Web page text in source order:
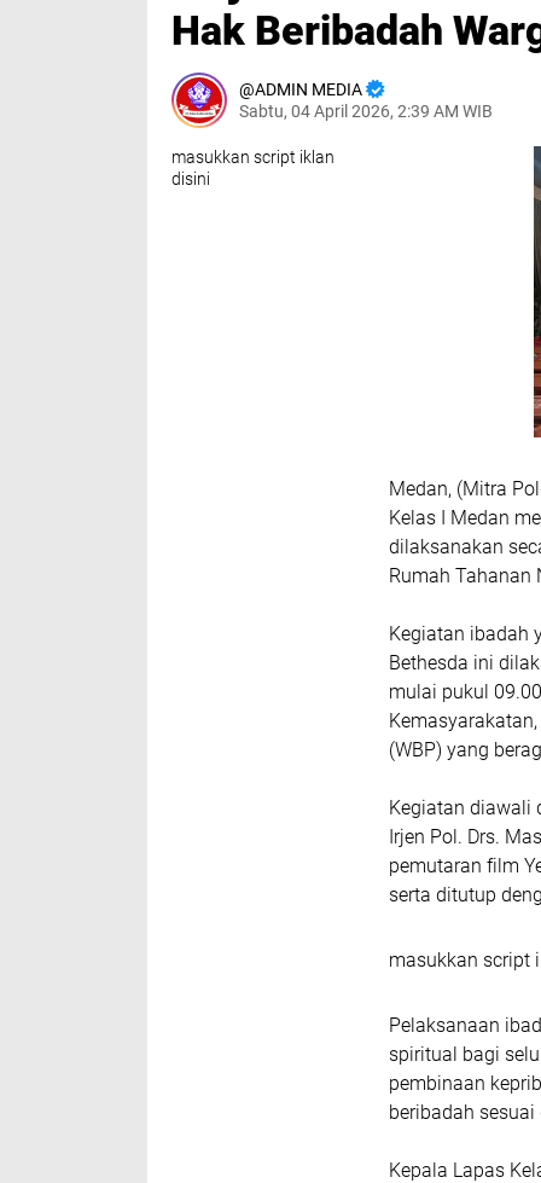
Hak Beribadah
ADMIN MEDIA
Sabtu, 04 April 2026, 2:39 AM WIB
masukkan script iklan
disini
Medan, (Mitra
Kelas I Medan
dilaksanakan
Rumah Tahanan
Kegiatan ibadah
Bethesda ini
mulai pukul
(WBP) yang
Kegiatan diawali
Irjen Pol. Drs.
pemutaran film
serta ditutup
masukkan script
Pelaksanaan
spiritual bagi
pembinaan
beribadah
Kepala Lapas